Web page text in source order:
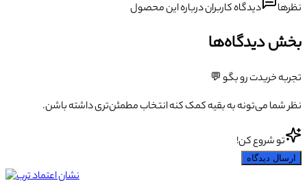
نظرها دیدگاه کاربران درباره این محصول
بخش دیدگاه‌ها
تجربه خریدت رو بگو 💬
نظر شما می‌تونه به بقیه کمک کنه انتخاب مطمئن‌تری داشته باشن.
تو شروع کن!
ارسال دیدگاه